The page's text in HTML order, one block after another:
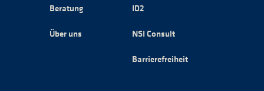
Beratung
Über uns
ID2
NSI Consult
Barrierefreiheit